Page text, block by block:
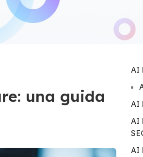
una guida
AI
AI
AI
AI